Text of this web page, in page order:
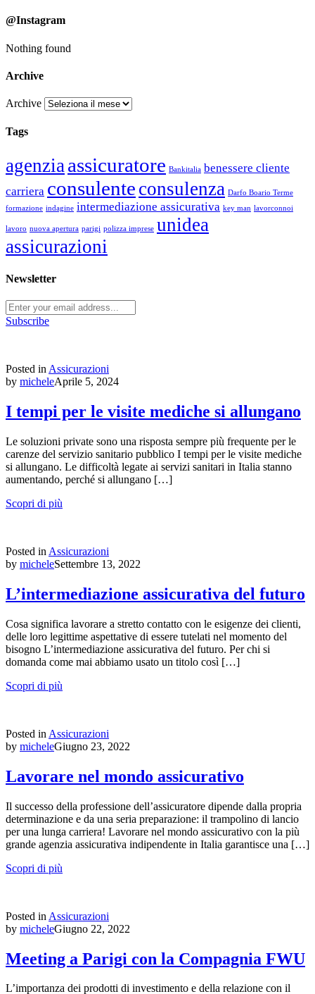
@Instagram
Nothing found
Archive
Archive
Tags
agenzia assicuratore Bankitalia benessere cliente
carriera consulente consulenza Darfo Boario Terme
formazione indagine intermediazione assicurativa key man lavorconnoi
lavoro nuova apertura parigi polizza imprese unidea
assicurazioni
Newsletter
Subscribe
Posted in Assicurazioni
by micheleAprile 5, 2024
I tempi per le visite mediche si allungano
Le soluzioni private sono una risposta sempre più frequente per le
carenze del servizio sanitario pubblico I tempi per le visite mediche
si allungano. Le difficoltà legate ai servizi sanitari in Italia stanno
aumentando, perché si allungano […]
Scopri di più
Posted in Assicurazioni
by micheleSettembre 13, 2022
L’intermediazione assicurativa del futuro
Cosa significa lavorare a stretto contatto con le esigenze dei clienti,
delle loro legittime aspettative di essere tutelati nel momento del
bisogno L’intermediazione assicurativa del futuro. Per chi si
domanda come mai abbiamo usato un titolo così […]
Scopri di più
Posted in Assicurazioni
by micheleGiugno 23, 2022
Lavorare nel mondo assicurativo
Il successo della professione dell’assicuratore dipende dalla propria
determinazione e da una seria preparazione: il trampolino di lancio
per una lunga carriera! Lavorare nel mondo assicurativo con la più
grande agenzia assicurativa indipendente in Italia garantisce una […]
Scopri di più
Posted in Assicurazioni
by micheleGiugno 22, 2022
Meeting a Parigi con la Compagnia FWU
L’importanza dei prodotti di investimento e della relazione con il